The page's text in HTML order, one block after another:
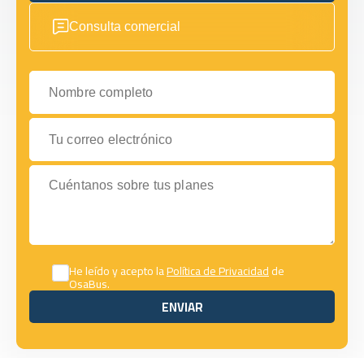
Consulta comercial
Nombre completo
Tu correo electrónico
Cuéntanos sobre tus planes
He leído y acepto laPolítica de Privacidadde
OsaBus.
ENVIAR
ENVIAR